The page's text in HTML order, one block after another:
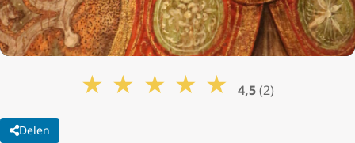
★ ★ ★ ★ ★ 4,5(2)
Delen